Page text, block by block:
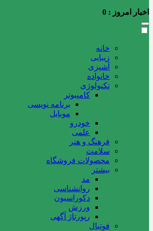
اخبار امروز : 0
خانه
زیبایی
آشپزی
خانواده
تکنولوژی
کامپیوتر
برنامه نویسی
موبایل
خودرو
علمی
فرهنگ و هنر
سلامت
محصولات فروشگاه
بیشتر
مد
روانشناسی
دکوراسیون
ورزش
رپورتاژ آگهی
فوتبال